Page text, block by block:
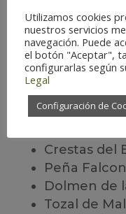
solo 500
Panzano y
organizan
Además, la
ornitológicas
Crestas del
Peña
Dolmen de
Tozal de
Utilizamos cookies
nuestros servicios
navegación. Puede
el botón "Aceptar",
configurarlas según
Legal
Configuración de